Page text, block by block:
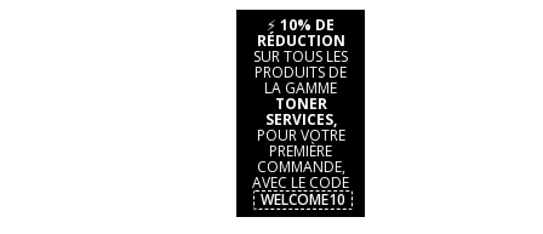
⚡ 10% DE
RÉDUCTION
SUR TOUS LES
PRODUITS DE
LA GAMME
TONER
SERVICES,
POUR VOTRE
PREMIÈRE
COMMANDE,
AVEC LE CODE
WELCOME10